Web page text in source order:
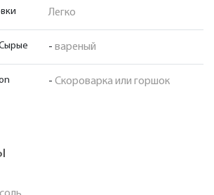
Легко
- вареный
- Скороварка или горшок